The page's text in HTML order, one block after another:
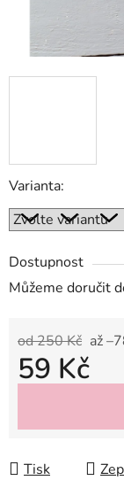
Varianta:
Dostupnost
Můžeme doručit
od 250 Kč až
59 Kč
Tisk